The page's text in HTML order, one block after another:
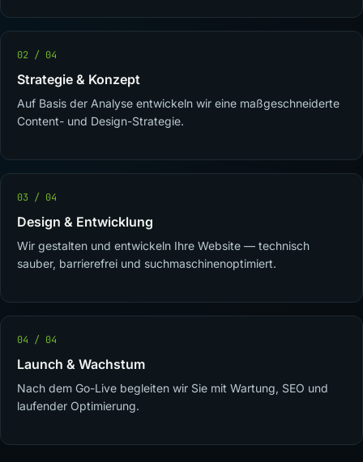
02 / 04
Strategie & Konzept
Auf Basis der Analyse entwickeln wir eine maßgeschneiderte
Content- und Design-Strategie.
03 / 04
Design & Entwicklung
Wir gestalten und entwickeln Ihre Website — technisch
sauber, barrierefrei und suchmaschinenoptimiert.
04 / 04
Launch & Wachstum
Nach dem Go-Live begleiten wir Sie mit Wartung, SEO und
laufender Optimierung.